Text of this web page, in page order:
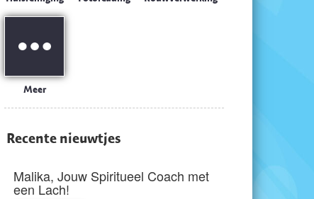
Meer
Recente nieuwtjes
Malika, Jouw Spiritueel Coach met
een Lach!